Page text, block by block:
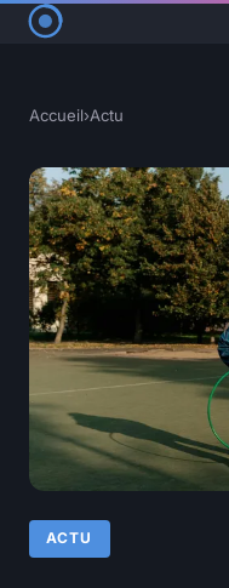
Accueil›Actu
ACTU